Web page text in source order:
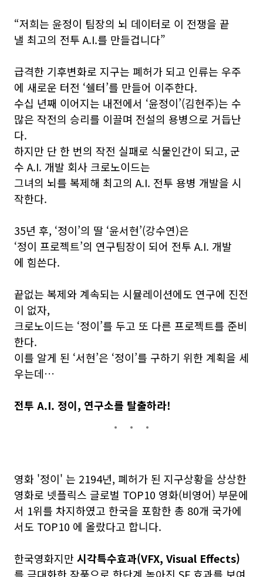
“저희는 윤정이 팀장의 뇌 데이터로 이 전쟁을 끝
낼 최고의 전투 A.I.를 만들겁니다”
급격한 기후변화로 지구는 폐허가 되고 인류는 우주
에 새로운 터전 ‘쉘터’를 만들어 이주한다.
수십 년째 이어지는 내전에서 ‘윤정이’(김현주)는 수
많은 작전의 승리를 이끌며 전설의 용병으로 거듭난
다.
하지만 단 한 번의 작전 실패로 식물인간이 되고, 군
수 A.I. 개발 회사 크로노이드는
그녀의 뇌를 복제해 최고의 A.I. 전투 용병 개발을 시
작한다.
35년 후, ‘정이’의 딸 ‘윤서현’(강수연)은
‘정이 프로젝트’의 연구팀장이 되어 전투 A.I. 개발
에 힘쓴다.
끝없는 복제와 계속되는 시뮬레이션에도 연구에 진전
이 없자,
크로노이드는 ‘정이’를 두고 또 다른 프로젝트를 준비
한다.
이를 알게 된 ‘서현’은 ‘정이’를 구하기 위한 계획을 세
우는데…
전투 A.I. 정이, 연구소를 탈출하라!
영화 '정이' 는 2194년, 폐허가 된 지구상황을 상상한
영화로 넷플릭스 글로벌 TOP10 영화(비영어) 부문에
서 1위를 차지하였고 한국을 포함한 총 80개 국가에
서도 TOP10 에 올랐다고 합니다.
한국영화지만 시각특수효과(VFX, Visual Effects)